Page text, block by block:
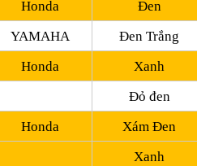
Honda
Đen
YAMAHA
Đen Trắng
Honda
Xanh
Đỏ đen
Honda
Xám Đen
Xanh